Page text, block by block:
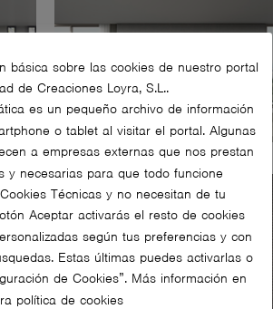
básica sobre las cookies de nuestro portal
de Creaciones Loyra, S.L..
es un pequeño archivo de información
o tablet al visitar el portal. Algunas
a empresas externas que nos prestan
y necesarias para que todo funcione
Técnicas y no necesitan de tu
Aceptar activarás el resto de cookies
según tus preferencias y con
Estas últimas puedes activarlas o
de Cookies”. Más información en
política de cookies